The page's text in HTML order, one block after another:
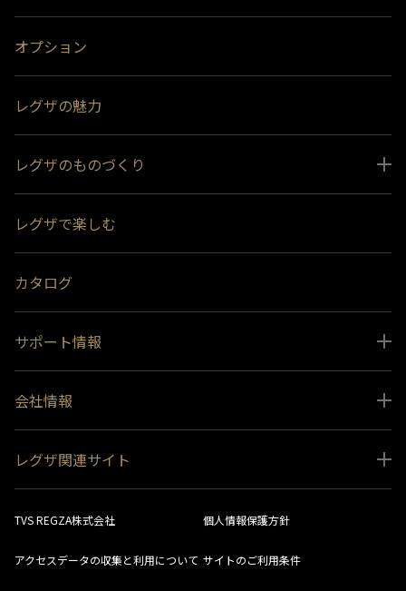
オプション
レグザの魅力
レグザのものづくり
受賞履歴
おすすめ番組
レグザで楽しむ
カタログ
サポート情報
インフォメーション 一覧
よくあるご質問 (FAQ）
お問い合わせ
生産終了商品一覧
ソフトウェアダウンロード情報
会社情報
会社概要
レグザ関連サイト
レグザ メンバーズ
法人向けサイト
TVS REGZA株式会社 個人情報保護方針
アクセスデータの収集と利用について サイトのご利用条件